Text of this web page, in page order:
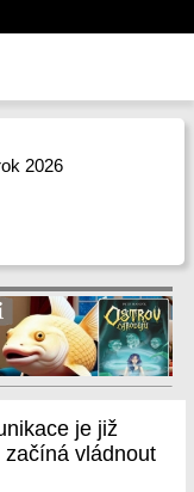
2026
je již
vládnout